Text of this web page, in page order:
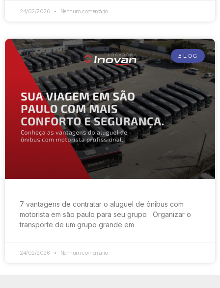
24/02/2026 Nenhum comentário
BLOG
7 vantagens de contratar o aluguel de ônibus com
motorista em são paulo para seu grupo Organizar o
transporte de um grupo grande em
24/02/2026 Nenhum comentário